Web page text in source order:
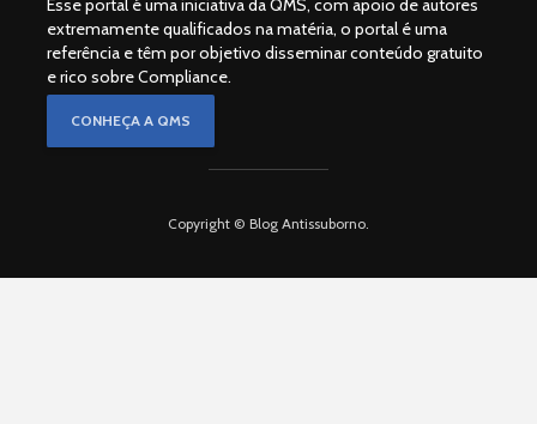
extremamente qualificados na matéria, o portal é uma
referência e têm por objetivo disseminar conteúdo gratuito
e rico sobre Compliance.
CONHEÇA A QMS
Copyright © Blog Antissuborno.